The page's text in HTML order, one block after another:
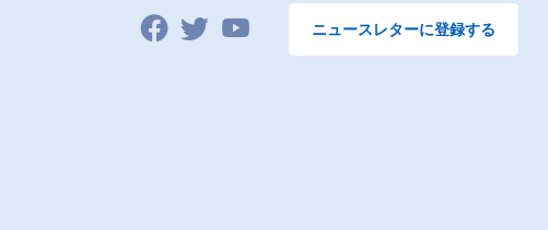
ニュースレターに登録する